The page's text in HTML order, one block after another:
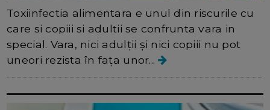
Toxiinfectia alimentara e unul din riscurile cu
care si copiii si adultii se confrunta vara in
special. Vara, nici adulții și nici copiii nu pot
uneori rezista în fața unor...